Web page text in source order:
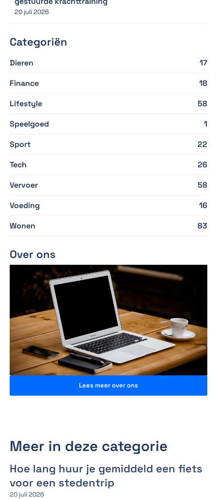
20 juli 2026
Categoriën
Dieren
17
Finance
18
Lifestyle
58
Speelgoed
1
Sport
22
Tech
26
Vervoer
58
Voeding
16
Wonen
83
Over ons
Lees meer over ons
Meer in deze categorie
Hoe lang huur je gemiddeld een fiets
voor een stedentrip
20 juli 2026